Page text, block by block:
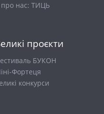
про нас: ТИЦЬ
проєкти
БУКОН
Фортеця
конкурси